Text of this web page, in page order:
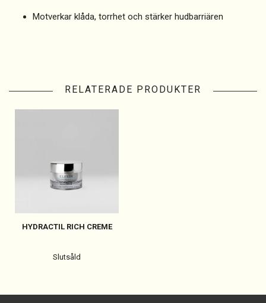
Motverkar klåda, torrhet och stärker hudbarriären
RELATERADE PRODUKTER
HYDRACTIL RICH CREME
Slutsåld